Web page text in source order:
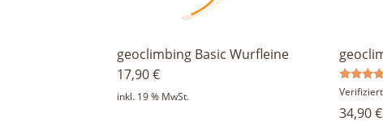
geoclimbing Basic Wurfleine
17,90€
inkl. 19 % MwSt.
Bewertet
5.00
34,90€